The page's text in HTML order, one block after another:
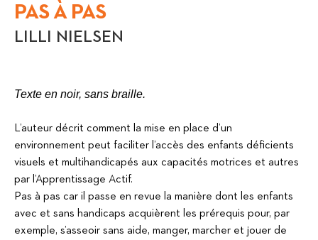
PAS À PAS
LILLI NIELSEN
Texte en noir, sans braille.
L’auteur décrit comment la mise en place d’un
environnement peut faciliter l’accès des enfants déficients
visuels et multihandicapés aux capacités motrices et autres
par l’Apprentissage Actif.
Pas à pas car il passe en revue la manière dont les enfants
avec et sans handicaps acquièrent les prérequis pour, par
exemple, s’asseoir sans aide, manger, marcher et jouer de